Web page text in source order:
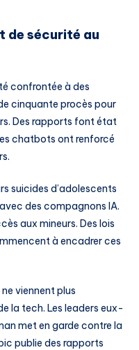
de sécurité au
confrontée à des
cinquante procès pour
Des rapports font état
chatbots ont renforcé
suicides d’adolescents
des compagnons IA.
aux mineurs. Des lois
à encadrer ces
viennent plus
la tech. Les leaders eux-
met en garde contre la
publie des rapports